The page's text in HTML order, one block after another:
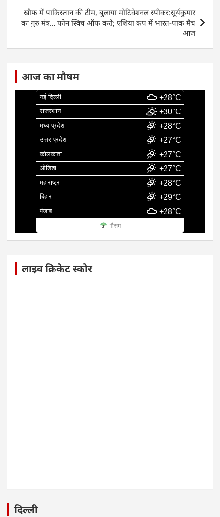
o
k
p
खौफ में पाकिस्तान की टीम, बुलाया मोटिवेशनल स्पीकर:सूर्यकुमार
का गुरु मंत्र… फोन स्विच ऑफ करो; एशिया कप में भारत-पाक मैच
आज
आज का मौषम
नई दिल्ली +28°C
राजस्थान +30°C
मध्य प्रदेश +28°C
उत्तर प्रदेश +27°C
कोलकाता +27°C
ओडिशा +27°C
महाराष्ट्र +28°C
बिहार +29°C
पंजाब +28°C
मौसम
लाइव क्रिकेट स्कोर
दिल्ली